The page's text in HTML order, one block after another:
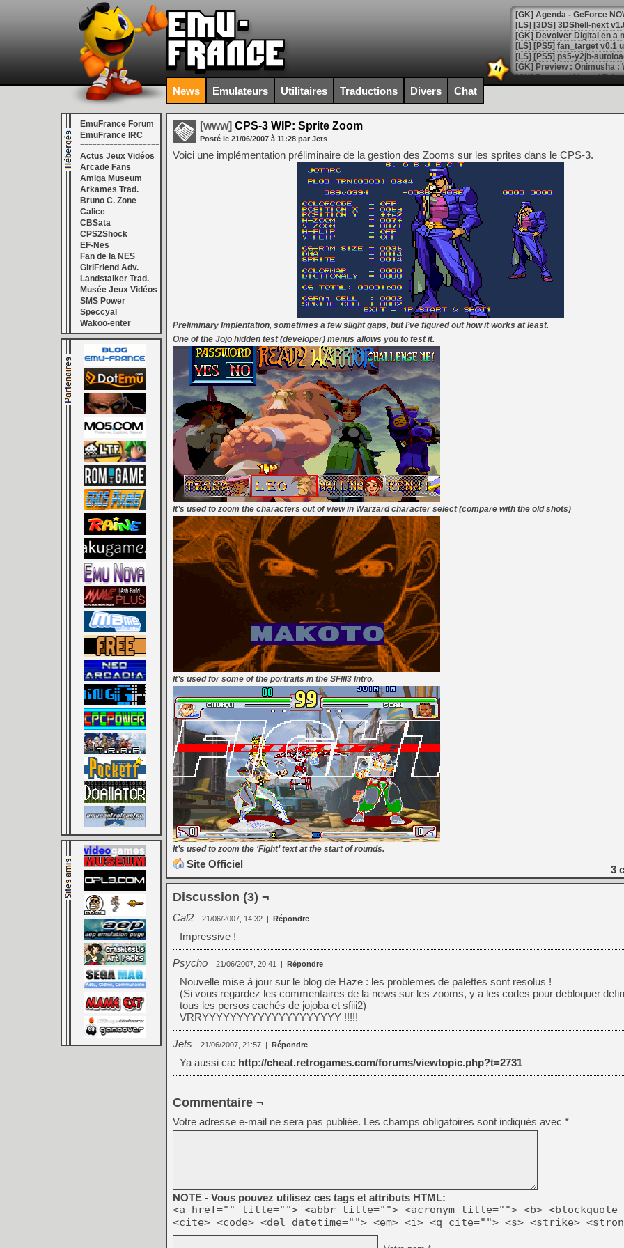
[GK] Agenda - GeForce
[GK] Devolver Digital en a
[LS] [PS5] ps5-y2jb-
[GK] Pourquoi Marvel
[GK] Test : Restory : Chill
[GK] GTA 6 : Rockstar
[GK] Hot Wheels Infinite
[GK] Mémoire cash -
[GK] Résultats Nintendo :
[GK] Déjà des
[Mo5] Brickboy cherche à
[GK] Minecraft et ses «
[GK] Beast of
[GK] Ubisoft : fin de partie
[GK] Mémoire cash -
[GK] Dan Houser (GTA)
[GK] Comment EA Sports
[GK] Crimson Moon : un
[GK] Isle of Reveries : le
[GK] Moonlighter 2 : The
[GK] Capcom relance
[Mo5] Deux inédits du
[GK] Le beat'em up The
[GK] Endless Legend 2 :
[LS] [PS5] Le WebKit
[GK] Oubliez Crazy Taxi,
[LS] [Switch] NSZ 5.0.0
[GK] No More Room in
[GK] Un chatbot Atelier
News Emulateurs Utilitaires Traductions Divers Chat
EmuFrance Forum
EmuFrance IRC
===================
Actus Jeux Vidéos
Arcade Fans
Amiga Museum
Arkames Trad.
Bruno C. Zone
Calice
CBSata
CPS2Shock
EF-Nes
Fan de la NES
GirlFriend Adv.
Landstalker Trad.
Musée Jeux Vidéos
SMS Power
Speccyal
Wakoo-enter
[www] CPS-3 WIP: Sprite Zoom
Posté le 21/06/2007 à 11:28 par Jets
Voici une implémentation préliminaire de la gestion des Zooms sur les sprites dans le CPS-3.
Preliminary Implentation, sometimes a few slight gaps, but I’ve figured out how it works at least.
One of the Jojo hidden test (developer) menus allows you to test it.
It’s used to zoom the characters out of view in Warzard character select (compare with the old shots)
It’s used for some of the portraits in the SFIII3 Intro.
It’s used to zoom the ‘Fight’ text at the start of rounds.
Site Officiel 3
Discussion (3) ¬
Cal2 21/06/2007, 14:32 | Répondre
Impressive !
Psycho 21/06/2007, 20:41 | Répondre
Nouvelle mise à jour sur le blog de Haze : les problemes de palettes sont resolus !
(Si vous regardez les commentaires de la news sur les zooms, y a les codes pour debloquer
tous les persos cachés de jojoba et sfiii2)
VRRYYYYYYYYYYYYYYYYYYYY !!!!!
Jets 21/06/2007, 21:57 | Répondre
Ya aussi ca: http://cheat.retrogames.com/forums/viewtopic.php?t=2731
Commentaire ¬
Votre adresse e-mail ne sera pas publiée. Les champs obligatoires sont indiqués avec *
NOTE - Vous pouvez utilisez ces tags et attributs HTML:
<a href="" title=""> <abbr title=""> <acronym title=""> <b> <blockquote
<cite> <code> <del datetime=""> <em> <i> <q cite=""> <s> <strike>